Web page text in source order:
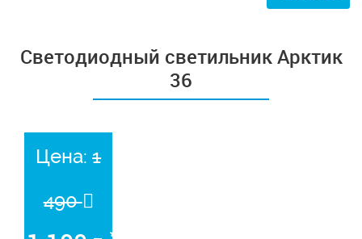
Светодиодный светильник Арктик
36
Цена:1
490